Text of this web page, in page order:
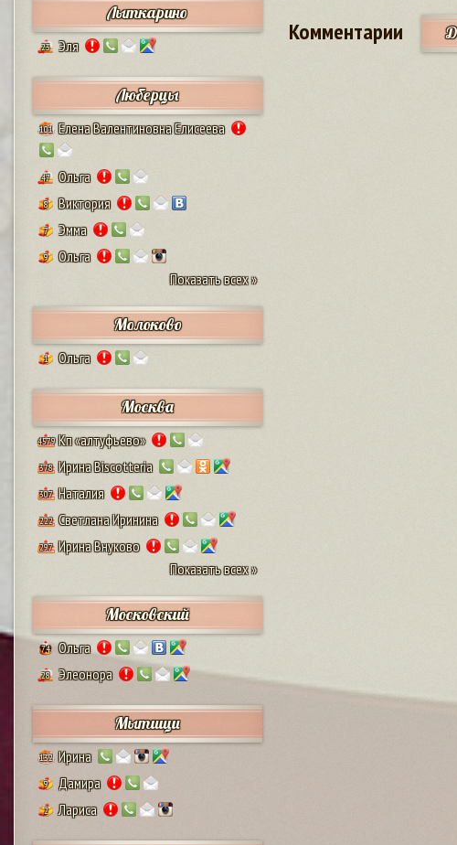
Лыткарино
23 Эля
Люберцы
101 Елена Валентиновна Елисеева
47 Ольга
8 Виктория
7 Эмма
9
Ольга
Показать всех »
Молоково
1 Ольга
Москва
4579 Кп «алтуфьево»
378 Ирина Biscotteria
307 Наталия
222 Светлана Иринина
297 Ирина Внуково
Показать всех »
Московский
74 Ольга
28 Элеонора
Мытищи
132 Ирина
9 Дамира
2 Лариса
Комментарии